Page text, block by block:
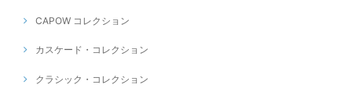
CAPOW コレクション
カスケード・コレクション
クラシック・コレクション